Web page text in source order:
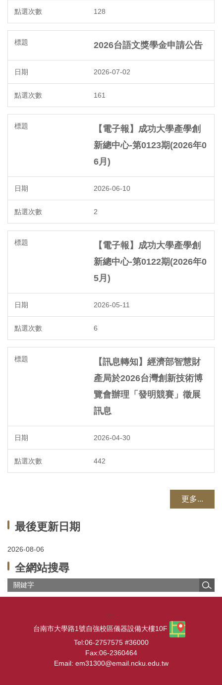
128
2026台語文獎學金申請公告
2026-07-02
161
【電子報】成功大學產學創
新總中心-第0123期(2026年0
6月)
2026-06-10
2
【電子報】成功大學產學創
新總中心-第0122期(2026年0
5月)
2026-05-11
6
【訊息轉知】經濟部智慧財
產局於2026台灣創新技術博
覽會辦理「發明競賽」徵展
訊息
2026-04-30
442
更多...
最後更新日期
2026-08-06
全網站搜尋
:::
台南市大學路1號自強校區儀器設備大樓10F
Tel:06-2757575 #36000
Fax:06-2360464
Email: em31300@email.ncku.edu.tw